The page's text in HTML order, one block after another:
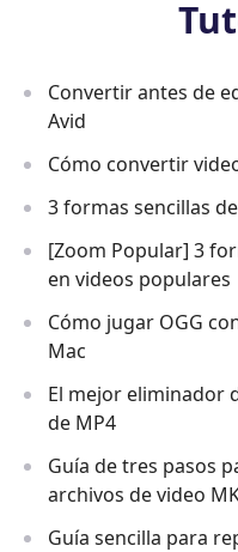
Convertir antes de
Avid
Cómo convertir
3 formas sencillas
[Zoom Popular] 3
en videos populares
Cómo jugar OGG
Mac
El mejor eliminador
de MP4
Guía de tres pasos
archivos de video
Guía sencilla para